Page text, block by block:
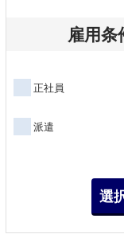
雇用
正社員
派遣